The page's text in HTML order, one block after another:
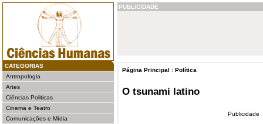
CATEGORIAS
Antropologia
Artes
Ciências Politicas
Cinema e Teatro
Comunicações e Mídia
PUBLICIDADE
Página Principal : Política
O tsunami latino
Publicidade